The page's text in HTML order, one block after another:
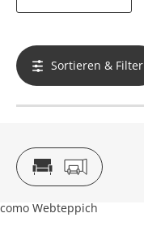
Sortieren & Filter
como Webteppich